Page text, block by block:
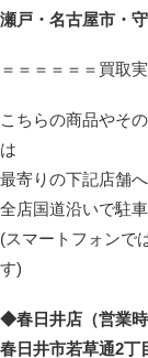
瀬戸・名古屋市・
＝＝＝＝＝＝買取
こちらの商品やそ
は
最寄りの下記店舗
全店国道沿いで駐
(スマートフォンで
す)
◆春日井店（営業時
春日井市若草通2丁